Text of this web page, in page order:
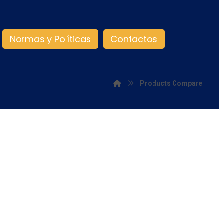
Normas y Políticas Contactos
Products Compare